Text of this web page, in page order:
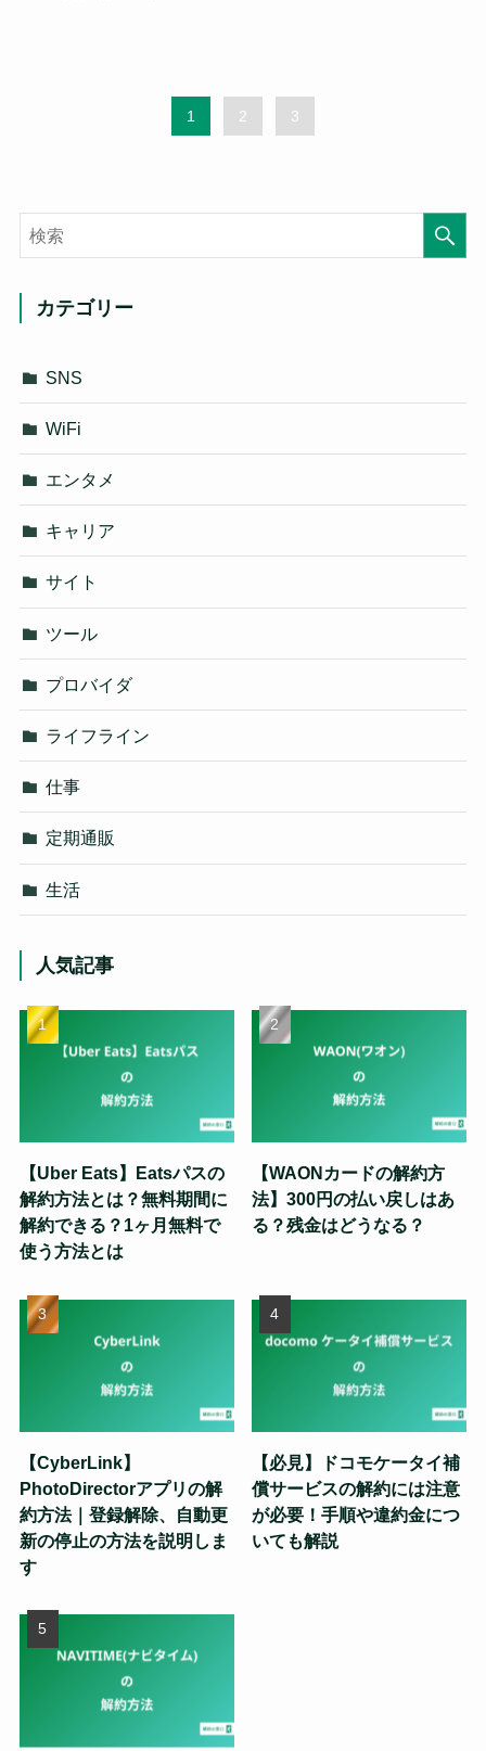
1 2 3
カテゴリー
SNS
WiFi
エンタメ
キャリア
サイト
ツール
プロバイダ
ライフライン
仕事
定期通販
生活
人気記事
【Uber Eats】Eatsパスの
解約方法とは？無料期間に
解約できる？1ヶ月無料で
使う方法とは
【WAONカードの解約方
法】300円の払い戻しはあ
る？残金はどうなる？
【CyberLink】
PhotoDirectorアプリの解
約方法｜登録解除、自動更
新の停止の方法を説明しま
す
【必見】ドコモケータイ補
償サービスの解約には注意
が必要！手順や違約金につ
いても解説